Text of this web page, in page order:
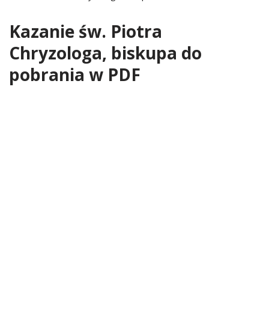
Kazanie św. Piotra
Chryzologa, biskupa do
pobrania w PDF